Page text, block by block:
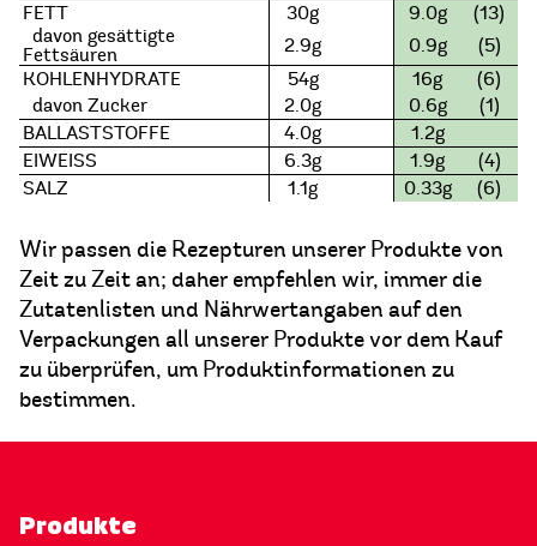
FETT
30g 9.0g
(13)
davon gesättigte
Fettsäuren
2.9g 0.9g
(5)
KOHLENHYDRATE
54g 16g
(6)
davon Zucker
2.0g 0.6g
(1)
BALLASTSTOFFE
4.0g
1.2g
EIWEISS
6.3g 1.9g
(4)
SALZ
1.1g 0.33g (6)
Wir passen die Rezepturen unserer Produkte von
Zeit zu Zeit an; daher empfehlen wir, immer die
Zutatenlisten und Nährwertangaben auf den
Verpackungen all unserer Produkte vor dem Kauf
zu überprüfen, um Produktinformationen zu
bestimmen.
Produkte